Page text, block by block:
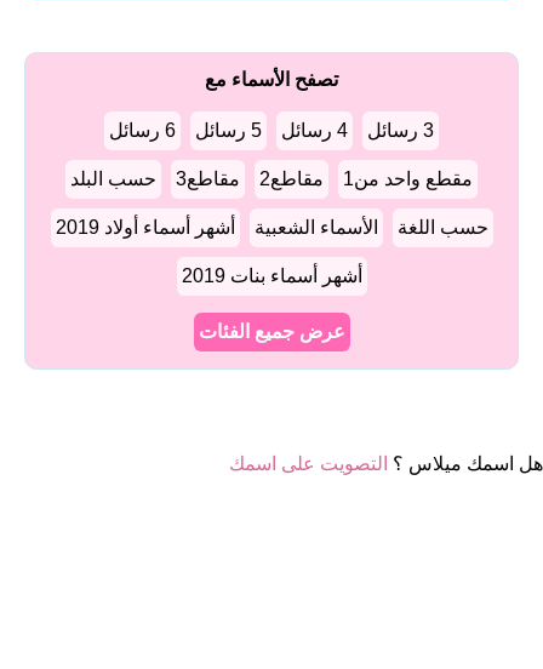
تصفح الأسماء مع
3 رسائل 4 رسائل 5 رسائل 6 رسائل
مقطع واحد من1 مقاطع2 مقاطع3 حسب البلد
حسب اللغة الأسماء الشعبية أشهر أسماء أولاد 2019
أشهر أسماء بنات 2019
عرض جميع الفئات
هل اسمك ميلاس ؟ التصويت على اسمك